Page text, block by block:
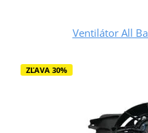
Ventilátor All
ZĽAVA 30%